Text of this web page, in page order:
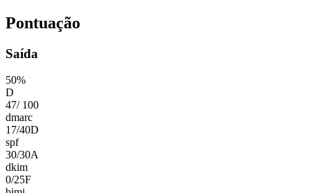
Pontuação
Saída
50%
D
47/ 100
dmarc
17/40D
spf
30/30A
dkim
0/25F